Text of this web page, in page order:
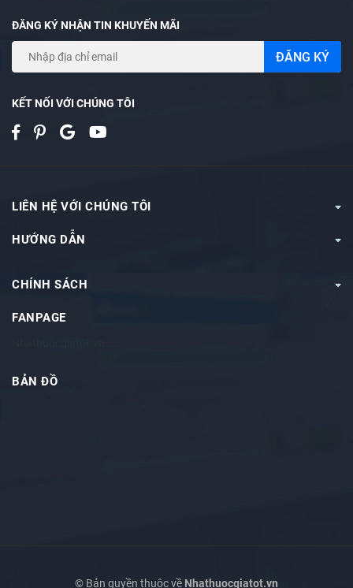
ĐĂNG KÝ NHẬN TIN KHUYẾN MÃI
ĐĂNG KÝ
KẾT NỐI VỚI CHÚNG TÔI
LIÊN HỆ VỚI CHÚNG TÔI
HƯỚNG DẪN
CHÍNH SÁCH
FANPAGE
BẢN ĐỒ
© Bản quyền thuộc về Nhathuocgiatot.vn